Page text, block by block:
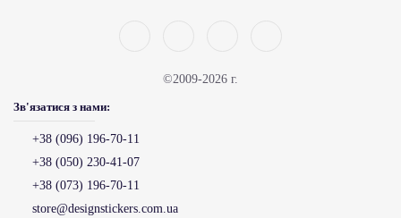
©2009-2026 г.
Зв'язатися з нами:
+38 (096) 196-70-11
+38 (050) 230-41-07
+38 (073) 196-70-11
store@designstickers.com.ua